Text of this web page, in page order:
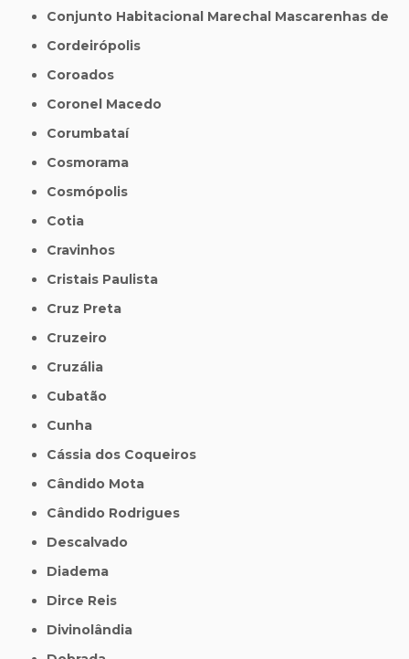
Conjunto Habitacional Marechal Mascarenhas de
Cordeirópolis
Coroados
Coronel Macedo
Corumbataí
Cosmorama
Cosmópolis
Cotia
Cravinhos
Cristais Paulista
Cruz Preta
Cruzeiro
Cruzália
Cubatão
Cunha
Cássia dos Coqueiros
Cândido Mota
Cândido Rodrigues
Descalvado
Diadema
Dirce Reis
Divinolândia